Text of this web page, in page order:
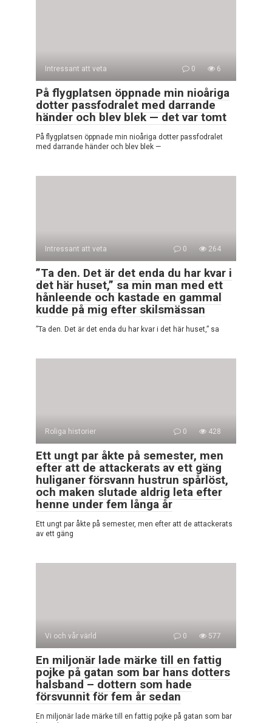
Intressant att veta 0 6
På flygplatsen öppnade min nioåriga
dotter passfodralet med darrande
händer och blev blek — det var tomt
På flygplatsen öppnade min nioåriga dotter passfodralet
med darrande händer och blev blek —
Intressant att veta 0 264
”Ta den. Det är det enda du har kvar i
det här huset,” sa min man med ett
hånleende och kastade en gammal
kudde på mig efter skilsmässan
”Ta den. Det är det enda du har kvar i det här huset,” sa
Roliga historier 0 428
Ett ungt par åkte på semester, men
efter att de attackerats av ett gäng
huliganer försvann hustrun spårlöst,
och maken slutade aldrig leta efter
henne under fem långa år
Ett ungt par åkte på semester, men efter att de attackerats
av ett gäng
Vi och vår värld 0 577
En miljonär lade märke till en fattig
pojke på gatan som bar hans dotters
halsband – dottern som hade
försvunnit för fem år sedan
En miljonär lade märke till en fattig pojke på gatan som bar